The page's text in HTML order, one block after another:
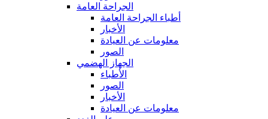
الجراحة العامة
أطباء الجراحة العامة
الأخبار
معلومات عن العيادة
الصور
الجهاز الهضمي
الأطباء
الصور
الأخبار
معلومات عن العيادة